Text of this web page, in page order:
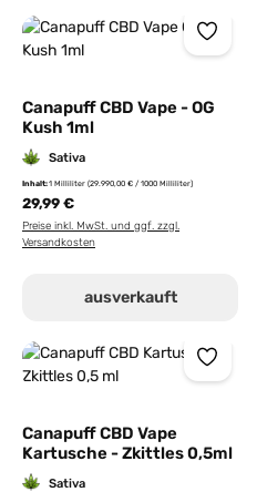
Canapuff CBD Vape - OG
Kush 1ml
Sativa
Inhalt:1 Milliliter (29.990,00 € / 1000 Milliliter)
29,99 €
Preise inkl. MwSt. und ggf. zzgl.
Versandkosten
ausverkauft
Canapuff CBD Vape
Kartusche - Zkittles 0,5ml
Sativa